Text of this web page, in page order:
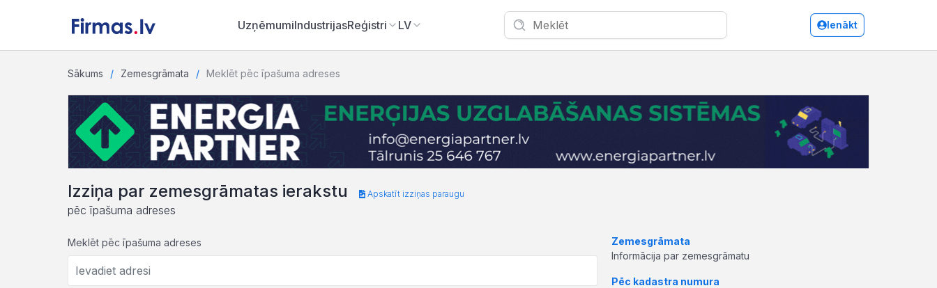
UzņēmumiIndustrijasReģistri LV Ienākt
Sākums Zemesgrāmata Meklēt pēc īpašuma adreses
Izziņa par zemesgrāmatas ierakstu
pēc īpašuma adreses
Apskatīt izziņas paraugu
Meklēt pēc īpašuma adreses
Zemesgrāmata
Informācija par zemesgrāmatu
Pēc kadastra numura